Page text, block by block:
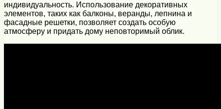
индивидуальность. Использование декоративных
элементов, таких как балконы, веранды, лепнина и
фасадные решетки, позволяет создать особую
атмосферу и придать дому неповторимый облик.